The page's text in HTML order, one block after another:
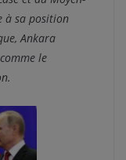
à sa position
, Ankara
le